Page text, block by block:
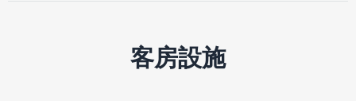
客房設施